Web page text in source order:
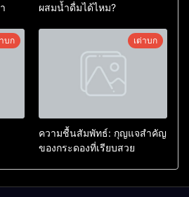
ผสมน้ำดื่มได้ไหม?
บก เต่าบก
ความชื้นสัมพัทธ์: กุญแจสำคัญ
ของกระดองที่เรียบสวย